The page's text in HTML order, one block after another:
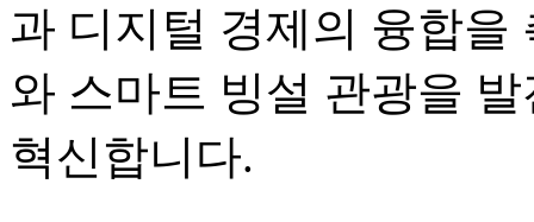
과 디지털 경제의 융합을
와 스마트 빙설 관광을
혁신합니다.